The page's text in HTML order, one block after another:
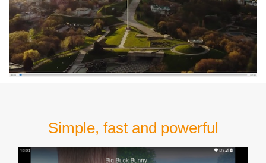
Simple, fast and powerful